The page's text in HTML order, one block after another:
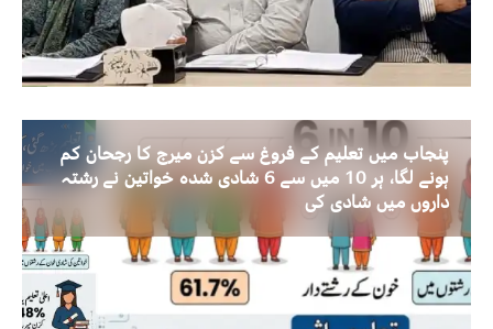
پنجاب میں تعلیم کے فروغ سے کزن میرج کا رجحان کم
ہونے لگا، ہر 10 میں سے 6 شادی شدہ خواتین نے رشتہ
داروں میں شادی کی